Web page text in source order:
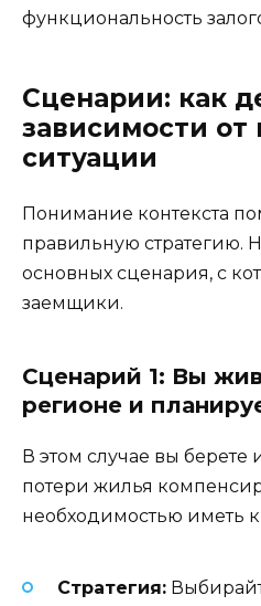
функциональность
Сценарии: как
зависимости от
ситуации
Понимание контекста
правильную стратегию.
основных сценария, с
заемщики.
Сценарий 1: Вы
регионе и
В этом случае вы берете
потери жилья
необходимостью иметь
Стратегия: